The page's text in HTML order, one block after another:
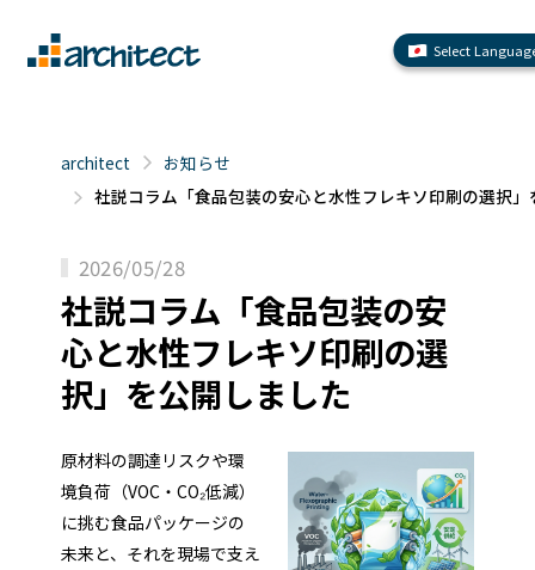
Select
architect
お知らせ
社説コラム「食品包装の安心と水性フレキソ印刷の選択
2026/05/28
社説コラム「食品包装の安
心と水性フレキソ印刷の選
択」を公開しました
原材料の調達リスクや環
境負荷（VOC・CO₂低減）
に挑む食品パッケージの
未来と、それを現場で支え